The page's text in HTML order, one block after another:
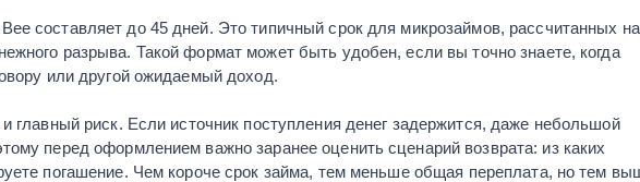
составляет до 45 дней. Это типичный срок для микрозаймов, рассчитанных на
разрыва. Такой формат может быть удобен, если вы точно знаете, когда
или другой ожидаемый доход.
главный риск. Если источник поступления денег задержится, даже небольшой
перед оформлением важно заранее оценить сценарий возврата: из каких
погашение. Чем короче срок займа, тем меньше общая переплата, но тем